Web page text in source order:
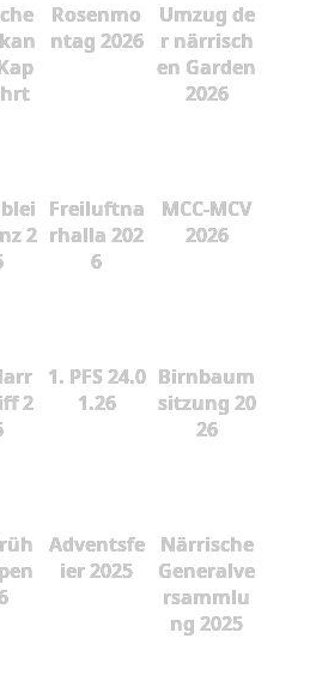
Rosenmo
ntag 2026
Umzug de
r närrisch
en Garden
2026
2
Freiluftna
rhalla 202
6
MCC-MCV
2026
2
1. PFS 24.0
1.26
Birnbaum
sitzung 20
26
Adventsfe
ier 2025
Närrische
Generalve
rsammlu
ng 2025